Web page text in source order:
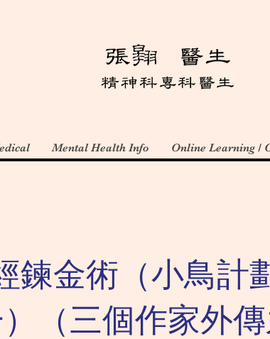
Mental Health Info Online Learning /
鍊金術（小鳥計
（三個作家外傳